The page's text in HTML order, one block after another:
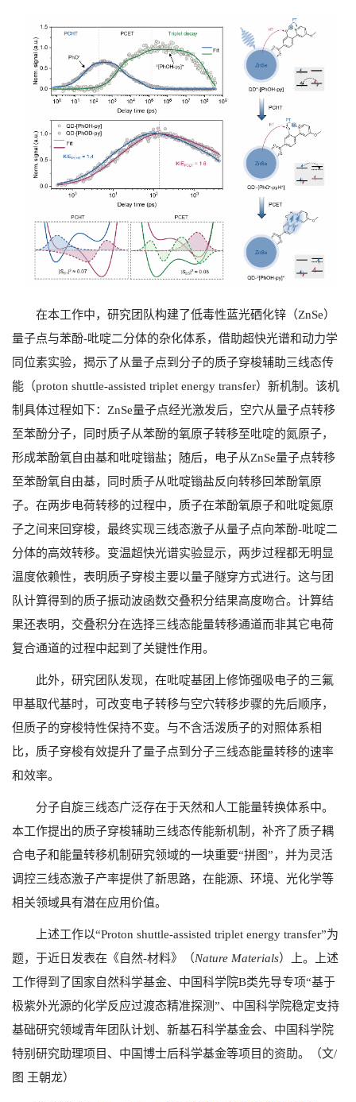
在本工作中，研究团队构建了低毒性蓝光硒化锌（ZnSe）
量子点与苯酚-吡啶二分体的杂化体系，借助超快光谱和动力学
同位素实验，揭示了从量子点到分子的质子穿梭辅助三线态传
能（proton shuttle-assisted triplet energy transfer）新机制。该机
制具体过程如下：ZnSe量子点经光激发后，空穴从量子点转移
至苯酚分子，同时质子从苯酚的氧原子转移至吡啶的氮原子，
形成苯酚氧自由基和吡啶𬭩盐；随后，电子从ZnSe量子点转移
至苯酚氧自由基，同时质子从吡啶𬭩盐反向转移回苯酚氧原
子。在两步电荷转移的过程中，质子在苯酚氧原子和吡啶氮原
子之间来回穿梭，最终实现三线态激子从量子点向苯酚-吡啶二
分体的高效转移。变温超快光谱实验显示，两步过程都无明显
温度依赖性，表明质子穿梭主要以量子隧穿方式进行。这与团
队计算得到的质子振动波函数交叠积分结果高度吻合。计算结
果还表明，交叠积分在选择三线态能量转移通道而非其它电荷
复合通道的过程中起到了关键性作用。
此外，研究团队发现，在吡啶基团上修饰强吸电子的三氟
甲基取代基时，可改变电子转移与空穴转移步骤的先后顺序，
但质子的穿梭特性保持不变。与不含活泼质子的对照体系相
比，质子穿梭有效提升了量子点到分子三线态能量转移的速率
和效率。
分子自旋三线态广泛存在于天然和人工能量转换体系中。
本工作提出的质子穿梭辅助三线态传能新机制，补齐了质子耦
合电子和能量转移机制研究领域的一块重要“拼图”，并为灵活
调控三线态激子产率提供了新思路，在能源、环境、光化学等
相关领域具有潜在应用价值。
上述工作以“Proton shuttle-assisted triplet energy transfer”为
题，于近日发表在《自然-材料》（Nature Materials）上。上述
工作得到了国家自然科学基金、中国科学院B类先导专项“基于
极紫外光源的化学反应过渡态精准探测”、中国科学院稳定支持
基础研究领域青年团队计划、新基石科学基金会、中国科学院
特别研究助理项目、中国博士后科学基金等项目的资助。（文/
图 王朝龙）